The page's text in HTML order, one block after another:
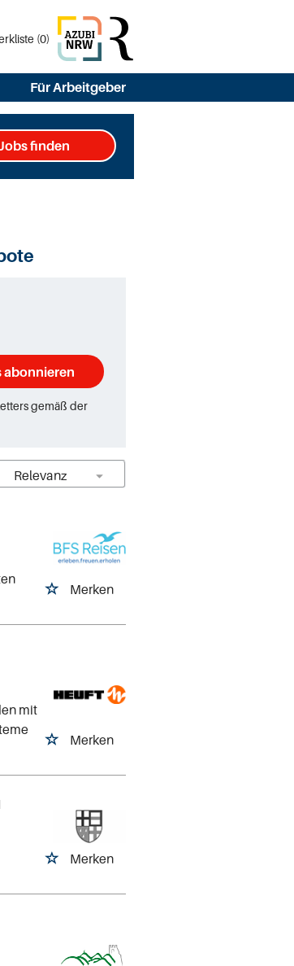
(0)
Für Arbeitgeber
finden
abonnieren
gemäß der
Merken
Merken
mit
Merken